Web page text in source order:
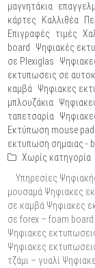
μαγνητάκια
κάρτες
Καλλιθέα
Επιγραφές
τιμές
board
Ψηφιακές
σε Plexiglas
εκτυπωσεις σε
καμβά
Ψηφιακες
μπλουζάκια
ταπετσαρία
Εκτύπωση mouse pad
εκτυπωση σημαιας -
Χωρίς κατηγορία
Υπηρεσίες
μουσαμά Ψηφιακες
σε καμβά Ψηφιακες
σε forex – foam
Ψηφιακες
Ψηφιακες
τζάμι – γυαλί